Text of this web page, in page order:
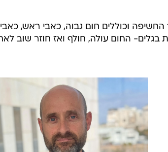
וכוללים חום גבוה, כאבי ראש, כאבי
החום עולה, חולף ואז חוזר שוב